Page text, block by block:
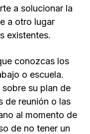
a solucionar la
a otro lugar
existentes.
conozcas los
o escuela.
su plan de
de reunión o las
al momento de
de no tener un